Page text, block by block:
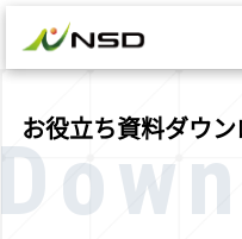
お役立ち資料ダウン